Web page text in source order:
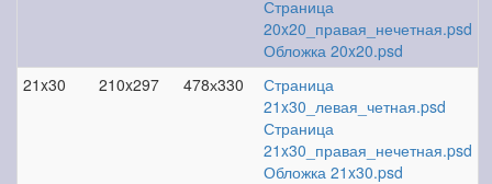
Страница
20x20_правая_нечетная.psd
Обложка 20x20.psd
21x30
210x297 478х330
Страница
21x30_левая_четная.psd
Страница
21x30_правая_нечетная.psd
Обложка 21x30.psd